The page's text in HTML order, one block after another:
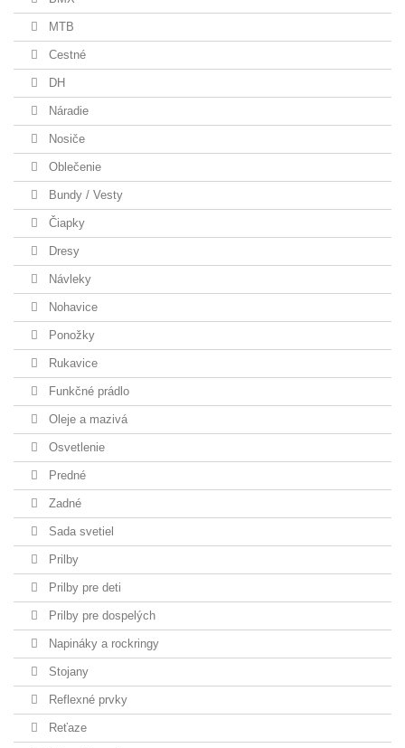
MTB
Cestné
DH
Náradie
Nosiče
Oblečenie
Bundy / Vesty
Čiapky
Dresy
Návleky
Nohavice
Ponožky
Rukavice
Funkčné prádlo
Oleje a mazivá
Osvetlenie
Predné
Zadné
Sada svetiel
Prilby
Prilby pre deti
Prilby pre dospelých
Napináky a rockringy
Stojany
Reflexné prvky
Reťaze